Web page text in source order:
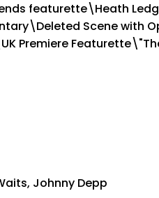
featurette\Heath
Scene with
Premiere
Johnny Depp